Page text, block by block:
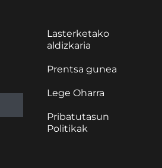
Lasterketako
aldizkaria
Prentsa gunea
Lege Oharra
Pribatutasun
Politikak